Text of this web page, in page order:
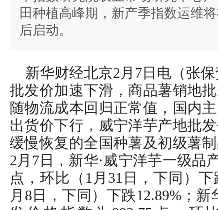
田种植高峰期，新产季指数运维
后启动。
新华财经北京2月7日电（张
批发价加速下滑，商品薯销地
随物流成本回归正常值，国内
出货价下行，威宁洋芋产地批
缓慢恢复的全国种薯及初级薯
2月7日，新华·威宁洋芋一级品
点，环比（1月31日，下同）下
月8日，下同）下跌12.89%；